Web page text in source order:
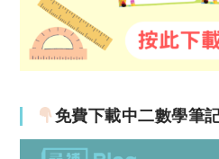
免費下載中二數學筆